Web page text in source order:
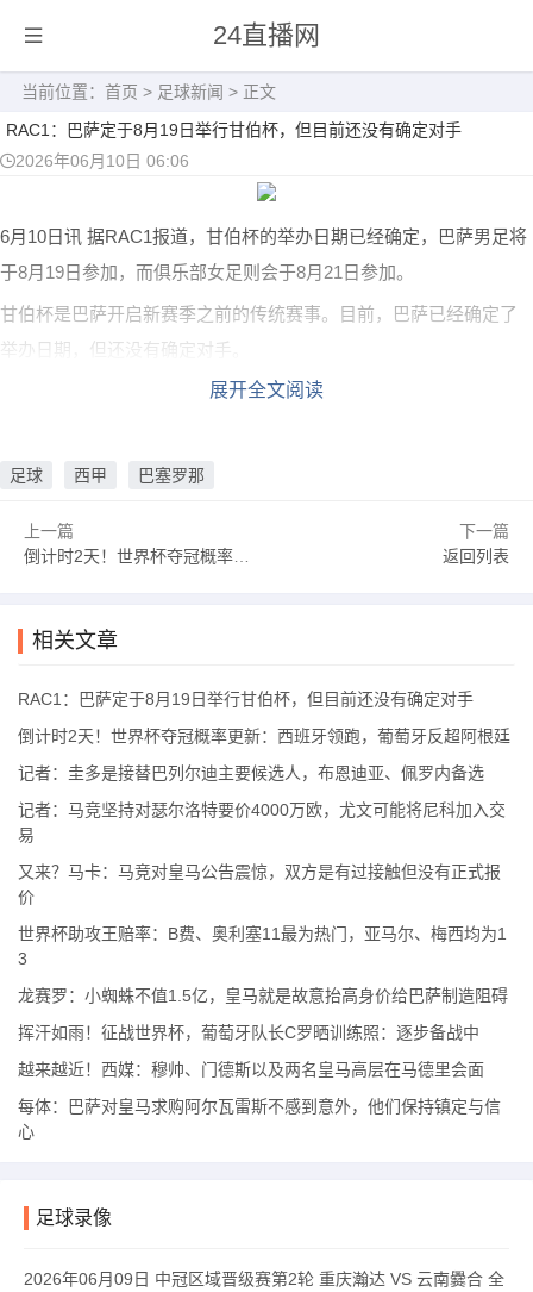
24直播网
当前位置： 首页 > 足球新闻 > 正文
RAC1：巴萨定于8月19日举行甘伯杯，但目前还没有确定对手
2026年06月10日 06:06
6月10日讯 据RAC1报道，甘伯杯的举办日期已经确定，巴萨男足将
于8月19日参加，而俱乐部女足则会于8月21日参加。
甘伯杯是巴萨开启新赛季之前的传统赛事。目前，巴萨已经确定了
举办日期，但还没有确定对手。
展开全文阅读
足球 西甲 巴塞罗那
上一篇
倒计时2天！世界杯夺冠概率更新：西班牙领跑，葡萄牙反超阿根廷
下一篇
返回列表
相关文章
RAC1：巴萨定于8月19日举行甘伯杯，但目前还没有确定对手
倒计时2天！世界杯夺冠概率更新：西班牙领跑，葡萄牙反超阿根廷
记者：圭多是接替巴列尔迪主要候选人，布恩迪亚、佩罗内备选
记者：马竞坚持对瑟尔洛特要价4000万欧，尤文可能将尼科加入交
易
又来？马卡：马竞对皇马公告震惊，双方是有过接触但没有正式报
价
世界杯助攻王赔率：B费、奥利塞11最为热门，亚马尔、梅西均为1
3
龙赛罗：小蜘蛛不值1.5亿，皇马就是故意抬高身价给巴萨制造阻碍
挥汗如雨！征战世界杯，葡萄牙队长C罗晒训练照：逐步备战中
越来越近！西媒：穆帅、门德斯以及两名皇马高层在马德里会面
每体：巴萨对皇马求购阿尔瓦雷斯不感到意外，他们保持镇定与信
心
足球录像
2026年06月09日 中冠区域晋级赛第2轮 重庆瀚达 VS 云南爨合 全